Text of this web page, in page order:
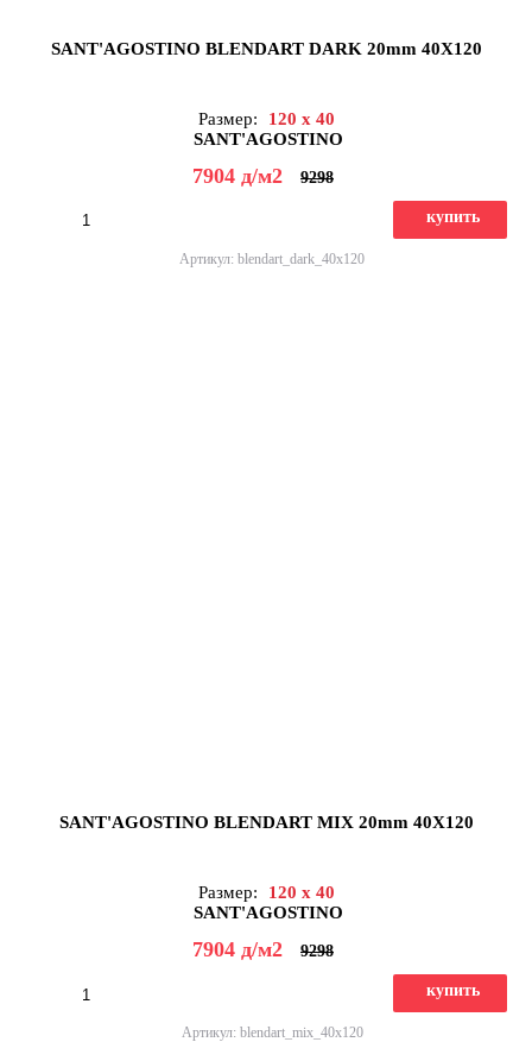
SANT'AGOSTINO BLENDART DARK 20mm 40X120
Размер:
120 x 40
SANT'AGOSTINO
7904 д/м2 9298
купить
Артикул: blendart_dark_40x120
SANT'AGOSTINO BLENDART MIX 20mm 40X120
Размер:
120 x 40
SANT'AGOSTINO
7904 д/м2 9298
купить
Артикул: blendart_mix_40x120